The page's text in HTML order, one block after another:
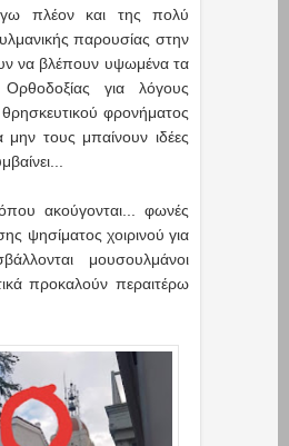
πλέον και της πολύ
παρουσίας στην
να βλέπουν υψωμένα τα
για λόγους
φρονήματος
μην τους μπαίνουν ιδέες
ακούγονται... φωνές
ψησίματος χοιρινού για
μουσουλμάνοι
προκαλούν περαιτέρω